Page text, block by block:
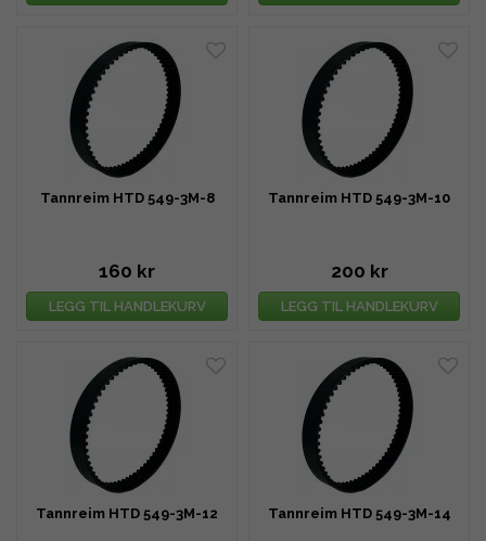
Tannreim HTD 549-3M-8
160 kr
LEGG TIL HANDLEKURV
Tannreim HTD 549-3M-10
200 kr
LEGG TIL HANDLEKURV
Tannreim HTD 549-3M-12 Tannreim HTD 549-3M-14